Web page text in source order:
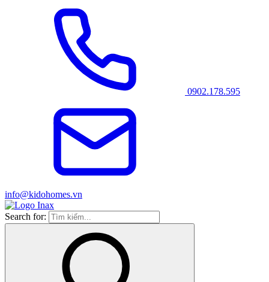
0902.178.595
info@kidohomes.vn
Search for: